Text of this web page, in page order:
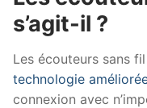
s’agit-il ?
Les écouteurs sans
technologie
connexion avec